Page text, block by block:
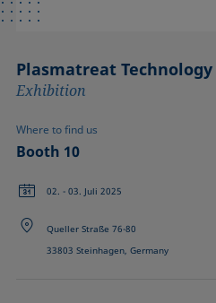
Plasmatreat Technology
Exhibition
Where to find us
Booth 10
02. - 03. Juli 2025
Queller Straße 76-80
33803 Steinhagen, Germany